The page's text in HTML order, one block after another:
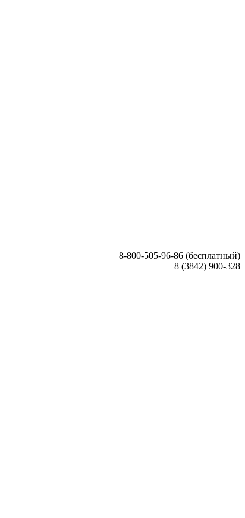
8-800-505-96-86 (бесплатный)
8 (3842) 900-328